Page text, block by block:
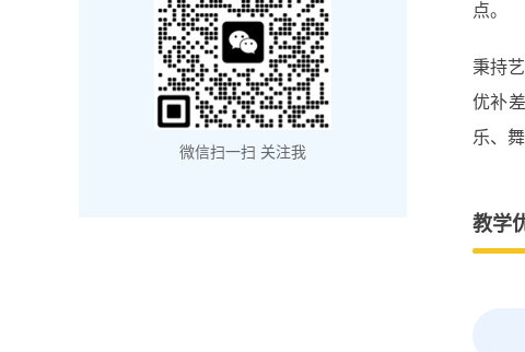
微信扫一扫 关注我
点。
秉持
优补
乐、
教学